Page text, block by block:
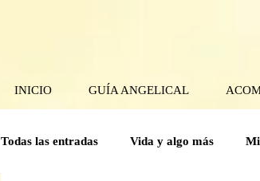
INICIO GUÍA ANGELICAL
Todas las entradas Vida y algo más